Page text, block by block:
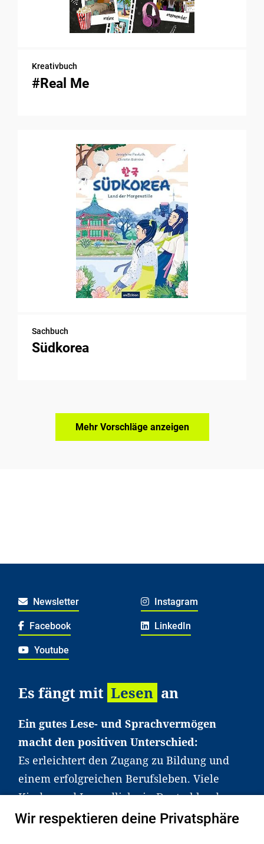
Kreativbuch
#Real Me
Sachbuch
Südkorea
Mehr Vorschläge anzeigen
Newsletter Instagram
Facebook LinkedIn
Youtube
Es fängt mit Lesen an
Ein gutes Lese- und Sprachvermögen
macht den positiven Unterschied:
Es erleichtert den Zugang zu Bildung und
einem erfolgreichen Berufsleben. Viele
Kinder und Jugendliche in Deutschland
haben aber große Schwierigkeiten dabei.
Wir respektieren deine Privatsphäre